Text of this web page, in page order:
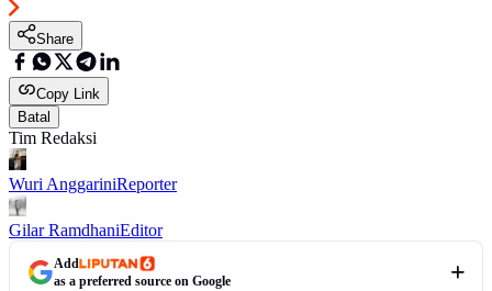
Share
Copy Link
Batal
Tim Redaksi
Wuri AnggariniReporter
Gilar RamdhaniEditor
Add
as a preferred source on Google